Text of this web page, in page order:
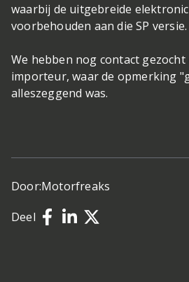
waarbij de uitgebreide
voorbehouden aan die SP versie.
We hebben nog contact gezocht
importeur, waar de opmerking
alleszeggend was.
Door:Motorfreaks
Deel